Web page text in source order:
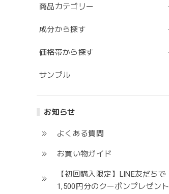
商品カテゴリー
成分から探す
価格帯から探す
サンプル
お知らせ
よくある質問
お買い物ガイド
【初回購入限定】LINE友だちで
1,500円分のクーポンプレゼント